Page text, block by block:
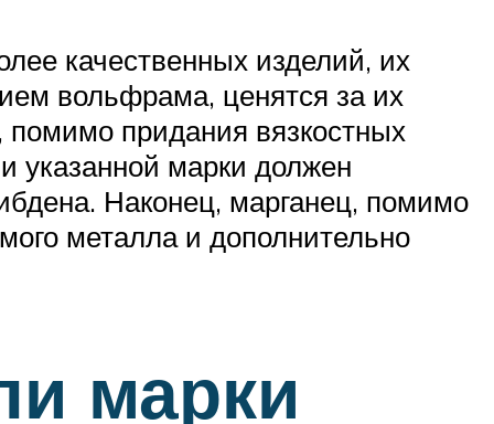
качественных изделий, их
вольфрама, ценятся за их
помимо придания вязкостных
указанной марки должен
Наконец, марганец, помимо
металла и дополнительно
марки